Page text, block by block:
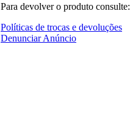
Para devolver o produto consulte:
Políticas de trocas e devoluções
Denunciar Anúncio